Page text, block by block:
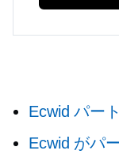
Ecwid パー
Ecwid がパ